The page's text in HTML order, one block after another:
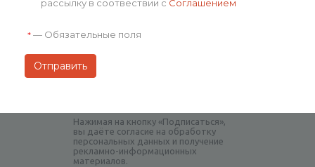
Будьте всегда в курсе!
Нажимая на кнопку «Подписаться»,
вы даёте согласие на обработку
персональных данных и получение
рекламно-информационных
материалов.
рассылку в соотвествии с Соглашением
* — Обязательные поля